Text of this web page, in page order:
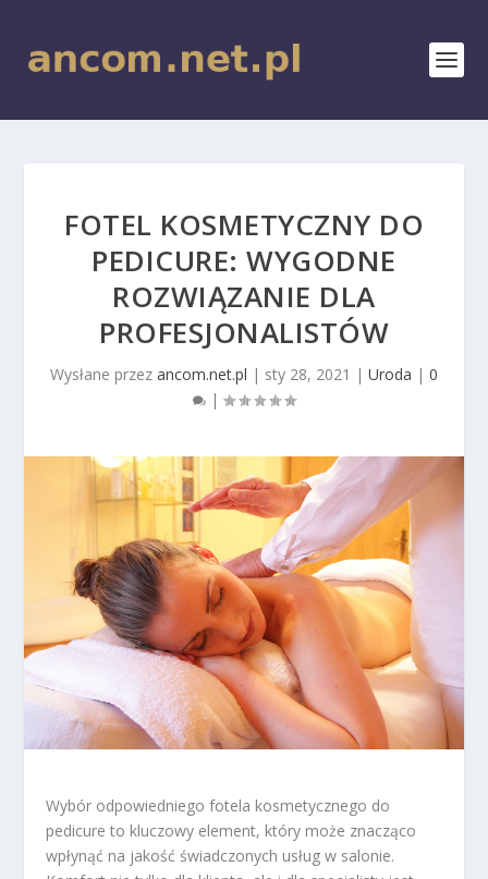
FOTEL KOSMETYCZNY DO
PEDICURE: WYGODNE
ROZWIĄZANIE DLA
PROFESJONALISTÓW
Wysłane przez ancom.net.pl | sty 28, 2021 | Uroda | 0
|
Wybór odpowiedniego fotela kosmetycznego do
pedicure to kluczowy element, który może znacząco
wpłynąć na jakość świadczonych usług w salonie.